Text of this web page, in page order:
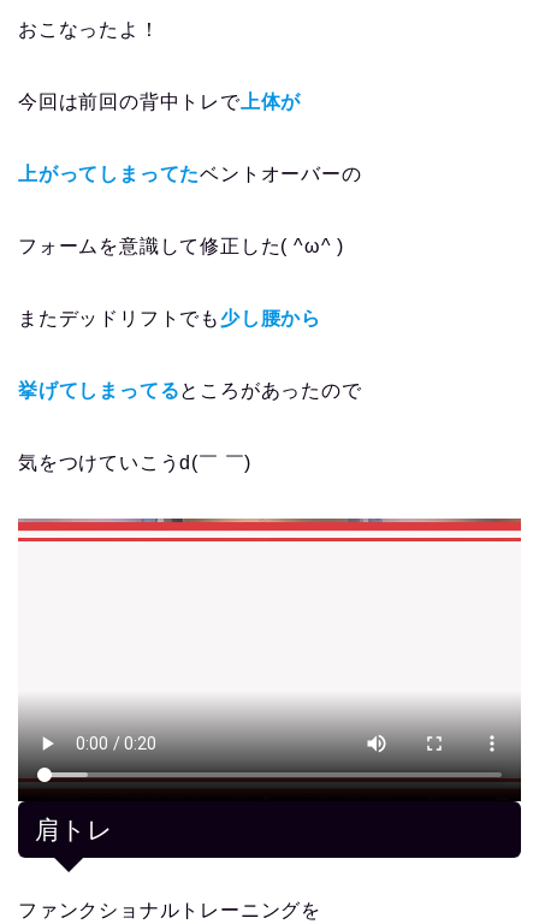
おこなったよ！
今回は前回の背中トレで上体が
上がってしまってたベントオーバーの
フォームを意識して修正した( ^ω^ )
またデッドリフトでも 少し腰から
挙げてしまってるところがあったので
気をつけていこうd(￣ ￣)
肩トレ
ファンクショナルトレーニングを